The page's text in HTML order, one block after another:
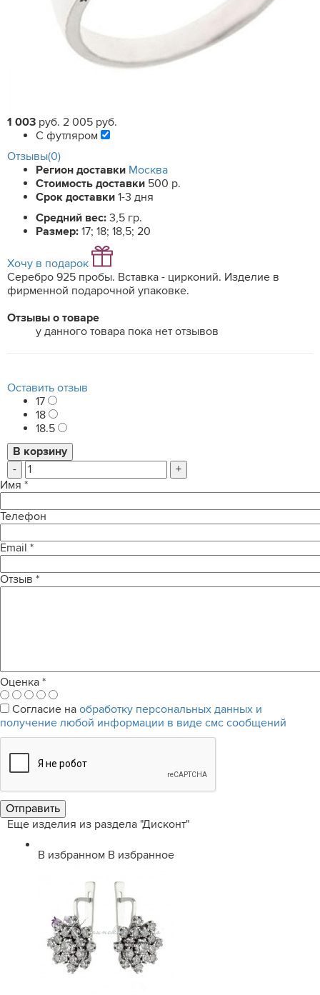
1 003 руб. 2 005 руб.
С футляром
Отзывы(0)
Регион доставки Москва
Стоимость доставки 500 р.
Срок доставки 1-3 дня
Средний вес: 3,5 гр.
Размер: 17; 18; 18,5; 20
Хочу в подарок
Серебро 925 пробы. Вставка - цирконий. Изделие в
фирменной подарочной упаковке.
Отзывы о товаре
у данного товара пока нет отзывов
Оставить отзыв
17
18
18.5
-
+
Имя *
Телефон
Email *
Отзыв *
Оценка *
Согласие на обработку персональных данных и
получение любой информации в виде смс сообщений
Еще изделия из раздела "Дисконт"
В избранном В избранное